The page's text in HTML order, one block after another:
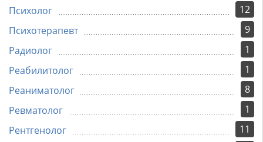
12
Психолог
9
Психотерапевт
1
Радиолог
1
Реабилитолог
8
Реаниматолог
1
Ревматолог
11
Рентгенолог